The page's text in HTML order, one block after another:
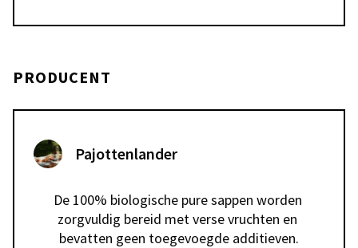
PRODUCENT
Pajottenlander
De 100% biologische pure sappen worden
zorgvuldig bereid met verse vruchten en
bevatten geen toegevoegde additieven.